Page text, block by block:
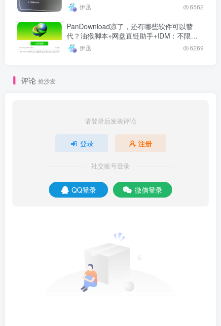
伊丞 6562
PanDownload凉了，还有哪些软件可以替
代？油猴脚本+网盘直链助手+IDM：不限速
下载百度网盘文件
伊丞 6269
评论 抢沙发
请登录后发表评论
登录 注册
社交账号登录
QQ登录 微信登录